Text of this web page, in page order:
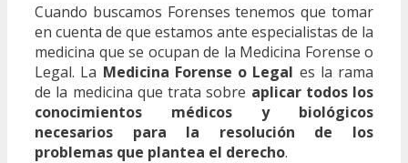
Cuando buscamos Forenses tenemos que tomar
en cuenta de que estamos ante especialistas de la
medicina que se ocupan de la Medicina Forense o
Legal. La Medicina Forense o Legal es la rama
de la medicina que trata sobre aplicar todos los
conocimientos médicos y biológicos
necesarios para la resolución de los
problemas que plantea el derecho.